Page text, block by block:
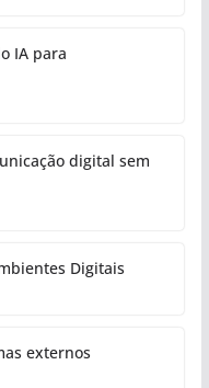
IA para
digital sem
Digitais
externos